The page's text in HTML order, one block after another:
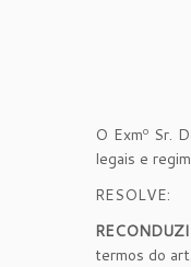
O Exmº Sr.
legais e
RESOLVE:
termos do